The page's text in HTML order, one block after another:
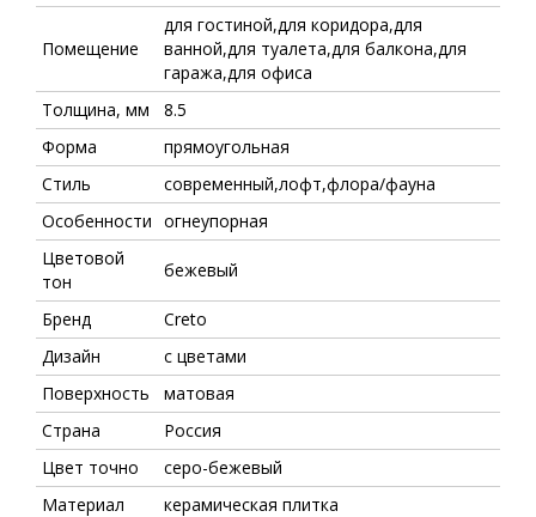
Помещение
для гостиной,для коридора,для
ванной,для туалета,для балкона,для
гаража,для офиса
Толщина, мм
8.5
Форма
прямоугольная
Стиль
современный,лофт,флора/фауна
Особенности огнеупорная
Цветовой
тон
бежевый
Бренд
Creto
Дизайн
с цветами
Поверхность
матовая
Страна
Россия
Цвет точно
серо-бежевый
Материал
керамическая плитка